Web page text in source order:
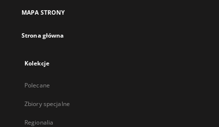
MAPA STRONY
Strona główna
Kolekcje
Polecane
Zbiory specjalne
Regionalia